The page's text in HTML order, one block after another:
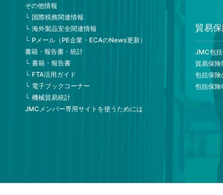
その他情報
国際税務関連情報
海外製品安全関連情報
Pメール（PE企業・ECAのNews更新）
書籍・報告書・統計
書籍・報告書
FTA活用ガイド
電子ブックコーナー
機械貿易統計
JMCメンバー専用サイトを使うためには
貿易
JMC包
貿易保険
包括保険
包括保険